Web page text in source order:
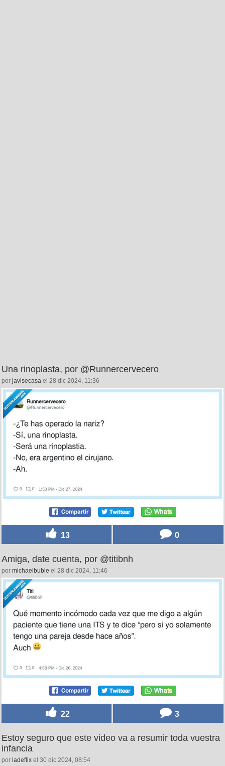
Una rinoplasta, por @Runnercervecero
por javisecasa el 28 dic 2024, 11:36
13 0
Amiga, date cuenta, por @titibnh
por michaelbuble el 28 dic 2024, 11:46
22 3
Estoy seguro que este video va a resumir toda vuestra
infancia
por ladeflix el 30 dic 2024, 08:54